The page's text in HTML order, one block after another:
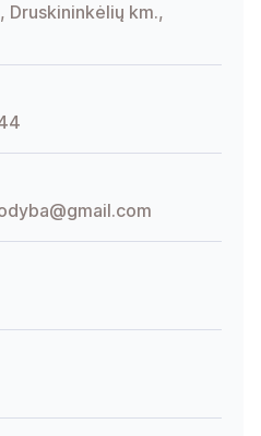
Druskininkėlių km.,